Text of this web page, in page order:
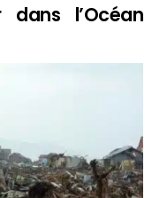
l’Océan